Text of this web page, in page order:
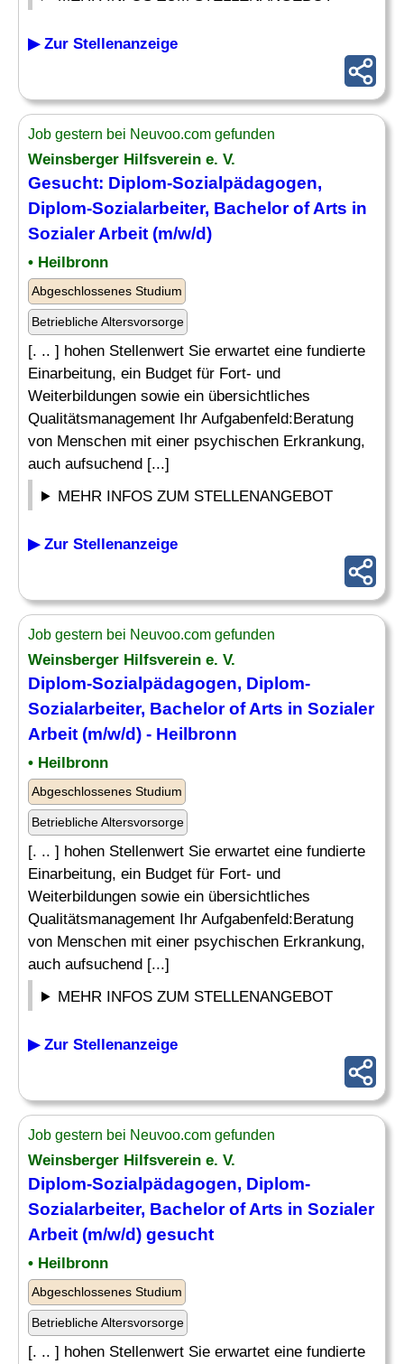
▶ Zur Stellenanzeige
Job gestern bei Neuvoo.com gefunden
Weinsberger Hilfsverein e. V.
Gesucht: Diplom-Sozialpädagogen,
Diplom-Sozialarbeiter, Bachelor of Arts in
Sozialer Arbeit (m/w/d)
• Heilbronn
Abgeschlossenes Studium
Betriebliche Altersvorsorge
[. .. ] hohen Stellenwert Sie erwartet eine fundierte
Einarbeitung, ein Budget für Fort- und
Weiterbildungen sowie ein übersichtliches
Qualitätsmanagement Ihr Aufgabenfeld:Beratung
von Menschen mit einer psychischen Erkrankung,
auch aufsuchend [...]
MEHR INFOS ZUM STELLENANGEBOT
▶ Zur Stellenanzeige
Job gestern bei Neuvoo.com gefunden
Weinsberger Hilfsverein e. V.
Diplom-Sozialpädagogen, Diplom-
Sozialarbeiter, Bachelor of Arts in Sozialer
Arbeit (m/w/d) - Heilbronn
• Heilbronn
Abgeschlossenes Studium
Betriebliche Altersvorsorge
[. .. ] hohen Stellenwert Sie erwartet eine fundierte
Einarbeitung, ein Budget für Fort- und
Weiterbildungen sowie ein übersichtliches
Qualitätsmanagement Ihr Aufgabenfeld:Beratung
von Menschen mit einer psychischen Erkrankung,
auch aufsuchend [...]
MEHR INFOS ZUM STELLENANGEBOT
▶ Zur Stellenanzeige
Job gestern bei Neuvoo.com gefunden
Weinsberger Hilfsverein e. V.
Diplom-Sozialpädagogen, Diplom-
Sozialarbeiter, Bachelor of Arts in Sozialer
Arbeit (m/w/d) gesucht
• Heilbronn
Abgeschlossenes Studium
Betriebliche Altersvorsorge
[. .. ] hohen Stellenwert Sie erwartet eine fundierte